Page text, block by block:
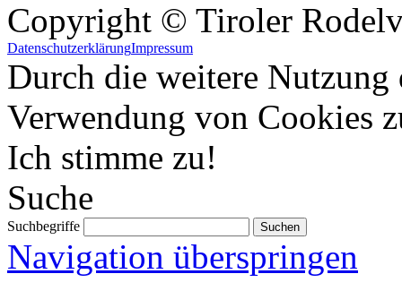
Copyright © Tiroler
DatenschutzerklärungImpressum
Durch die weitere Nutzung
Verwendung von Cookies
Ich stimme zu!
Suche
Suchbegriffe
Navigation überspringen